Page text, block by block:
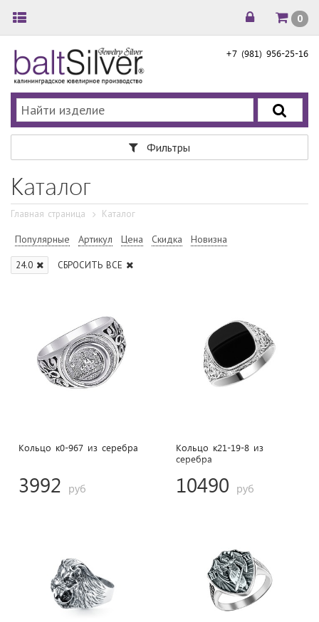
+7 (981) 956-25-16
Фильтры
Каталог
Главная страница Каталог
Популярные Артикул Цена Скидка Новизна
24.0 СБРОСИТЬ ВСЕ
Кольцо к0-967 из cеребра
3992 руб
Кольцо к21-19-8 из
cеребра
10490 руб
0